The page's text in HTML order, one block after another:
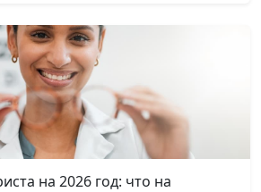
на 2026 год: что на